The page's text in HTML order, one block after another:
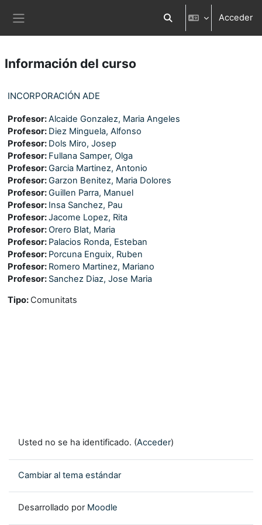
Selector de búsqueda
Acceder
Información del curso
INCORPORACIÓN ADE
Profesor:Alcaide Gonzalez, Maria Angeles
Profesor: Diez Minguela, Alfonso
Profesor: Dols Miro, Josep
Profesor: Fullana Samper, Olga
Profesor:Garcia Martinez, Antonio
Profesor:Garzon Benitez, Maria Dolores
Profesor:Guillen Parra, Manuel
Profesor: Insa Sanchez, Pau
Profesor:Jacome Lopez, Rita
Profesor:Orero Blat, Maria
Profesor: Palacios Ronda, Esteban
Profesor: Porcuna Enguix, Ruben
Profesor: Romero Martinez, Mariano
Profesor: Sanchez Diaz, Jose Maria
Tipo: Comunitats
Usted no se ha identificado. (Acceder)
Cambiar al tema estándar
Desarrollado por Moodle